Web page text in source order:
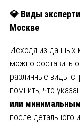
💎 Виды
Москве
Исходя из данных
можно составить
различные виды
помнить, что
или
после детального